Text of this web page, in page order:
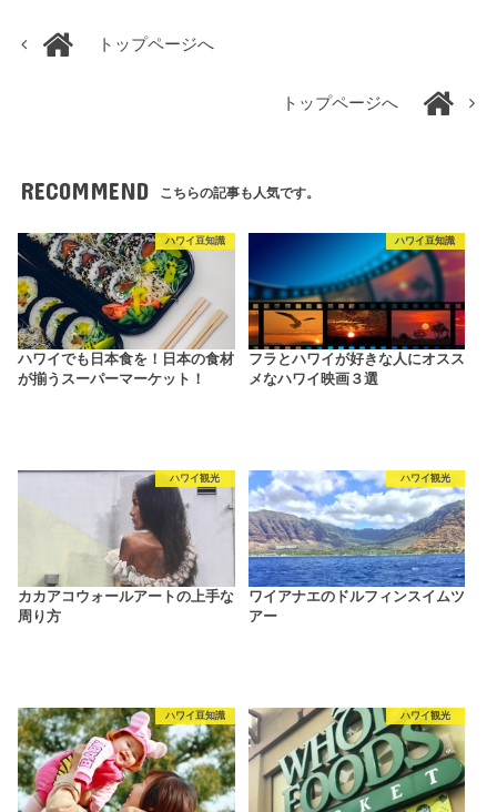
トップページへ
トップページへ
RECOMMEND こちらの記事も人気です。
ハワイ豆知識
ハワイでも日本食を！日本の食材
が揃うスーパーマーケット！
ハワイ豆知識
フラとハワイが好きな人にオスス
メなハワイ映画３選
ハワイ観光
カカアコウォールアートの上手な
周り方
ハワイ観光
ワイアナエのドルフィンスイムツ
アー
ハワイ豆知識 ハワイ観光